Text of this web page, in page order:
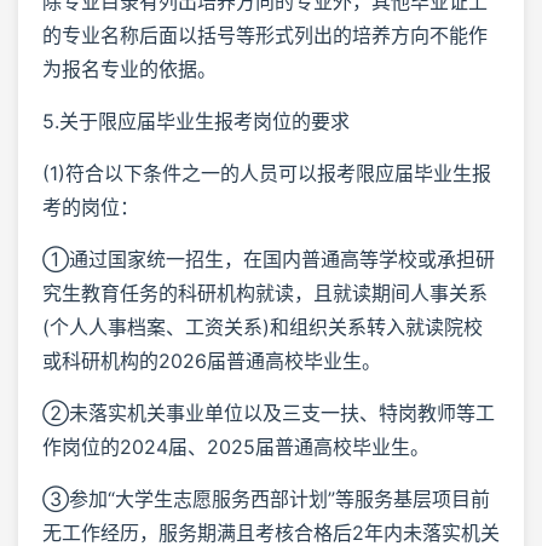
的专业名称后面以括号等形式列出的培养方向不能作
为报名专业的依据。
5.关于限应届毕业生报考岗位的要求
(1)符合以下条件之一的人员可以报考限应届毕业生报
考的岗位：
①通过国家统一招生，在国内普通高等学校或承担研
究生教育任务的科研机构就读，且就读期间人事关系
(个人人事档案、工资关系)和组织关系转入就读院校
或科研机构的2026届普通高校毕业生。
②未落实机关事业单位以及三支一扶、特岗教师等工
作岗位的2024届、2025届普通高校毕业生。
③参加“大学生志愿服务西部计划”等服务基层项目前
无工作经历，服务期满且考核合格后2年内未落实机关